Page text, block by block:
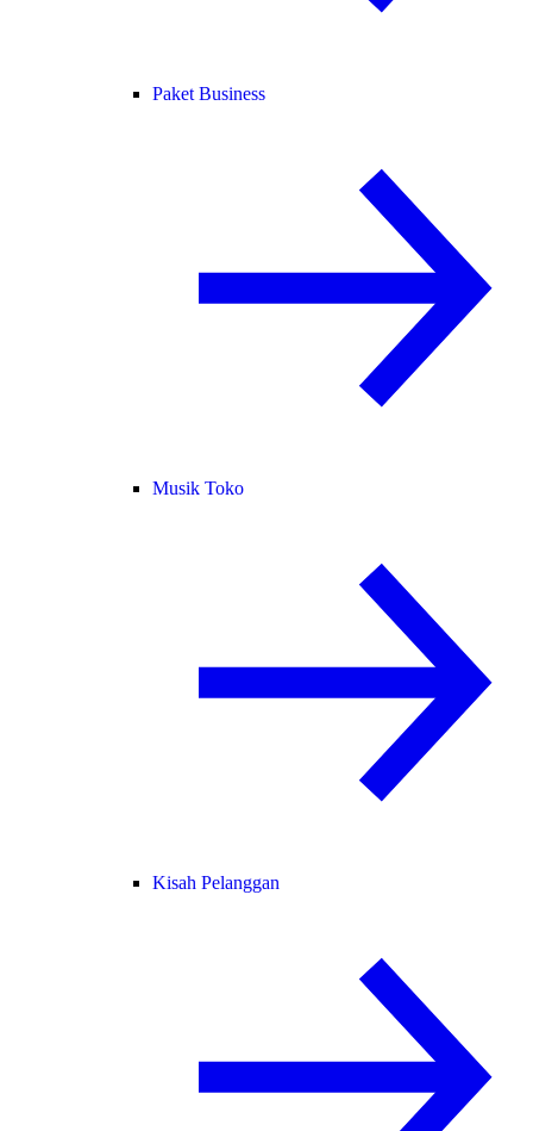
Paket Business
Musik Toko
Kisah Pelanggan